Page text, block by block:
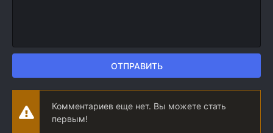
ОТПРАВИТЬ
Комментариев еще нет. Вы можете стать
первым!